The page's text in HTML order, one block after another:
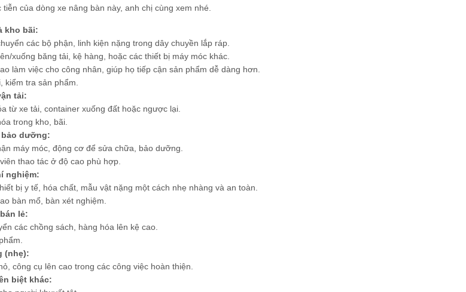
của dòng xe nâng bàn này, anh chị cùng xem nhé.
kho bãi:
các bộ phận, linh kiện nặng trong dây chuyền lắp ráp.
xuống băng tải, kệ hàng, hoặc các thiết bị máy móc khác.
làm việc cho công nhân, giúp họ tiếp cận sản phẩm dễ dàng hơn.
kiểm tra sản phẩm.
tải:
từ xe tải, container xuống đất hoặc ngược lại.
trong kho, bãi.
dưỡng:
máy móc, động cơ để sửa chữa, bảo dưỡng.
thao tác ở độ cao phù hợp.
nghiệm:
bị y tế, hóa chất, mẫu vật nặng một cách nhẹ nhàng và an toàn.
bàn mổ, bàn xét nghiệm.
lẻ:
các chồng sách, hàng hóa lên kệ cao.
(nhẹ):
công cụ lên cao trong các công việc hoàn thiện.
biệt khác: